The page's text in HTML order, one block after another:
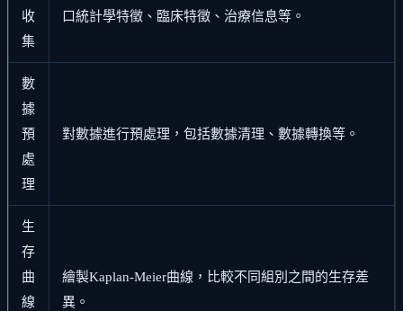
收
集
口統計學特徵、臨床特徵、治療信息等。
數
據
預
處
理
對數據進行預處理，包括數據清理、數據轉換等。
生
存
曲
線
繪製Kaplan-Meier曲線，比較不同組別之間的生存差
異。